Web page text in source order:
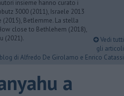
insieme hanno curato i
3000 (2011), Israele 2013
(2015), Betlemme. La stella
close to Bethlehem (2018),
(2021).
Vedi tutti
gli articoli
di Alfredo De Girolamo e Enrico Catassi
a